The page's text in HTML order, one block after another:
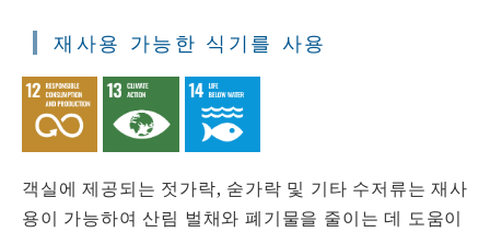
재사용 가능한 식기를 사용
객실에 제공되는 젓가락, 숟가락 및 기타 수저류는 재사
용이 가능하여 산림 벌채와 폐기물을 줄이는 데 도움이